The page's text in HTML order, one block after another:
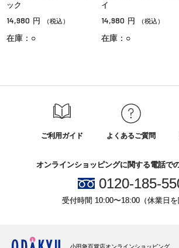
ック
14,980 円 （税込）
在庫：○
イ
14,980 円 （税込）
在庫：○
ご利用ガイド よくあるご質問
オンラインショッピングに関する電話で
0120-185-
受付時間 10:00〜18:00（休業日を
小田急百貨店オンラインショッピング